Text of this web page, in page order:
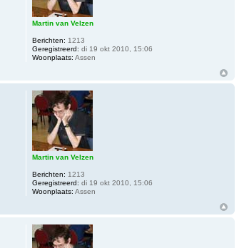
Martin van Velzen
Berichten: 1213
Geregistreerd: di 19 okt 2010, 15:06
Woonplaats: Assen
Martin van Velzen
Berichten: 1213
Geregistreerd: di 19 okt 2010, 15:06
Woonplaats: Assen